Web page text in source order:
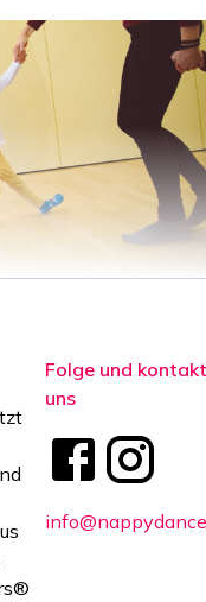
Folge und
uns